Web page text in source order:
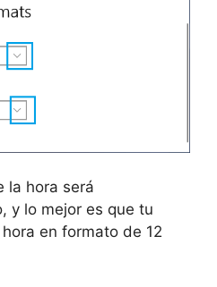
la hora será
y lo mejor es que tu
en formato de 12